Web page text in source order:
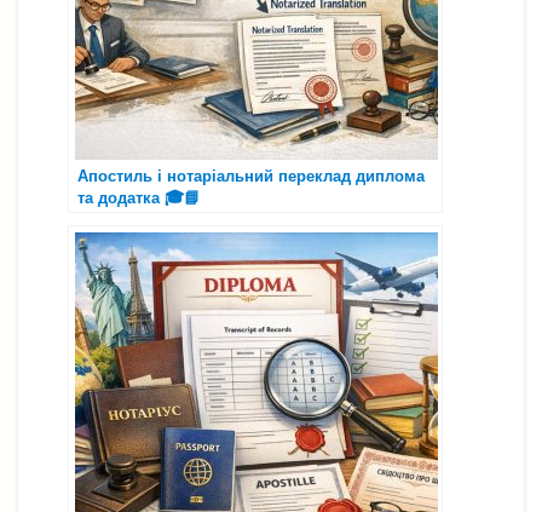
Апостиль і нотаріальний переклад диплома
та додатка 🎓📘